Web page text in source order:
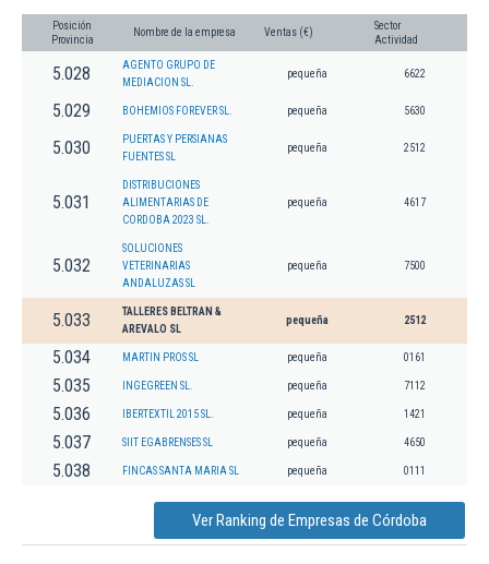
Posición
Provincia
Nombre de la empresa Ventas (€)
Sector
Actividad
5.028
AGENTO GRUPO DE
MEDIACION SL.
pequeña 6622
5.029 BOHEMIOS FOREVER SL. pequeña 5630
5.030
PUERTAS Y PERSIANAS
FUENTES SL
pequeña 2512
5.031
DISTRIBUCIONES
ALIMENTARIAS DE
CORDOBA 2023 SL.
pequeña 4617
5.032
SOLUCIONES
VETERINARIAS
ANDALUZAS SL
pequeña 7500
5.033
TALLERES BELTRAN &
AREVALO SL
pequeña 2512
5.034 MARTIN PROS SL pequeña 0161
5.035 INGEGREEN SL. pequeña 7112
5.036 IBERTEXTIL 2015 SL. pequeña 1421
5.037 SIIT EGABRENSES SL pequeña 4650
5.038 FINCAS SANTA MARIA SL pequeña 0111
Ver Ranking de Empresas de Córdoba